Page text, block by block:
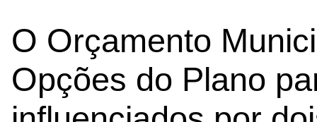
O Orçamento
Opções do Plano